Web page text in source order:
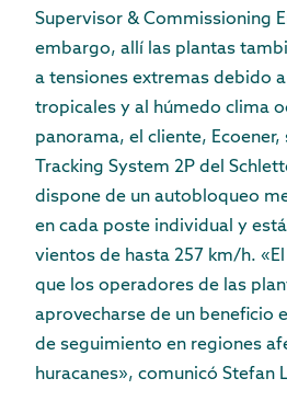
Supervisor & Commissioning
embargo, allí las plantas
a tensiones extremas debido
tropicales y al húmedo clima
panorama, el cliente, Ecoener,
Tracking System 2P del
dispone de un autobloqueo
en cada poste individual y
vientos de hasta 257 km/h.
que los operadores de las
aprovecharse de un beneficio
de seguimiento en regiones
huracanes», comunicó Stefan